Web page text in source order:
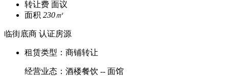
转让费 面议
面积 230㎡
临街底商 认证房源
租赁类型： 商铺转让
经营业态： 酒楼餐饮 -- 面馆